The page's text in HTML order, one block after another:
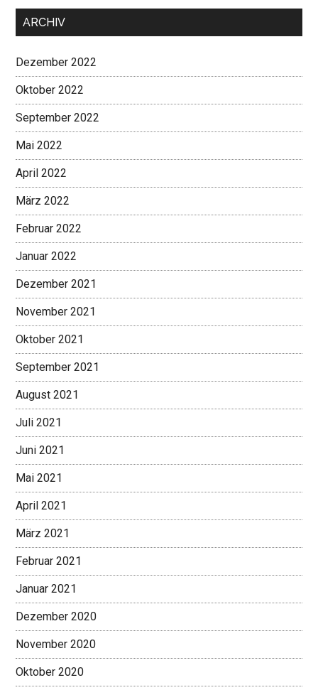
ARCHIV
Dezember 2022
Oktober 2022
September 2022
Mai 2022
April 2022
März 2022
Februar 2022
Januar 2022
Dezember 2021
November 2021
Oktober 2021
September 2021
August 2021
Juli 2021
Juni 2021
Mai 2021
April 2021
März 2021
Februar 2021
Januar 2021
Dezember 2020
November 2020
Oktober 2020